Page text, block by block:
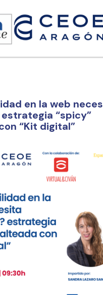
en la web
“spicy”
“Kit digital”